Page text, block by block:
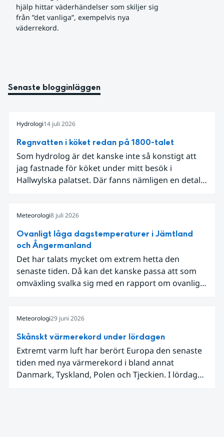
hjälp hittar väderhändelser som skiljer sig
från ”det vanliga”, exempelvis nya
väderrekord.
Senaste blogginläggen
Hydrologi14 juli 2026
Regnvatten i köket redan på 1800-talet
Som hydrolog är det kanske inte så konstigt att
jag fastnade för köket under mitt besök i
Hallwylska palatset. Där fanns nämligen en detalj
Meteorologi8 juli 2026
Ovanligt låga dagstemperaturer i Jämtland
och Ångermanland
Det har talats mycket om extrem hetta den
senaste tiden. Då kan det kanske passa att som
omväxling svalka sig med en rapport om ovanligt
Meteorologi29 juni 2026
Skånskt värmerekord under lördagen
Extremt varm luft har berört Europa den senaste
tiden med nya värmerekord i bland annat
Danmark, Tyskland, Polen och Tjeckien. I lördags